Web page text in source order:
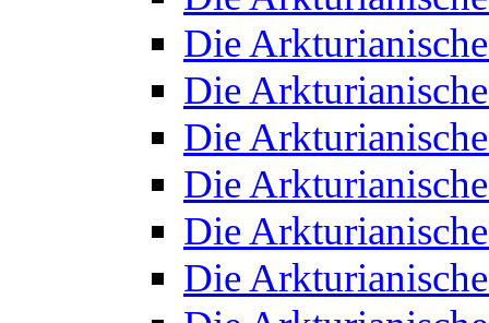
Die
Die
Die
Die
Die
Die